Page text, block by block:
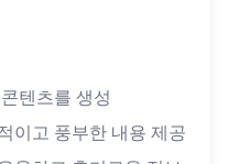
텐츠를 생성
이고 풍부한 내용 제공